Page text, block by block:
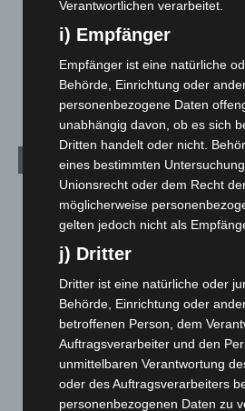
Über uns
Veranstaltungen
Archiv
August 2026(11)
Juli 2026(73)
Juni 2026(139)
Mai 2026(99)
April 2026(99)
März 2026
Februar 2026(109)
Januar 2026(122)
Verantwortlichen verarbeitet.
i) Empfänger
Empfänger ist eine natürliche
Behörde, Einrichtung oder
personenbezogene Daten
unabhängig davon, ob es sich
Dritten handelt oder nicht.
eines bestimmten
Unionsrecht oder dem Recht
möglicherweise
gelten jedoch nicht als
j) Dritter
Dritter ist eine natürliche oder
Behörde, Einrichtung oder
betroffenen Person, dem
Auftragsverarbeiter und den
unmittelbaren Verantwortung
oder des Auftragsverarbeiters
personenbezogenen Daten zu